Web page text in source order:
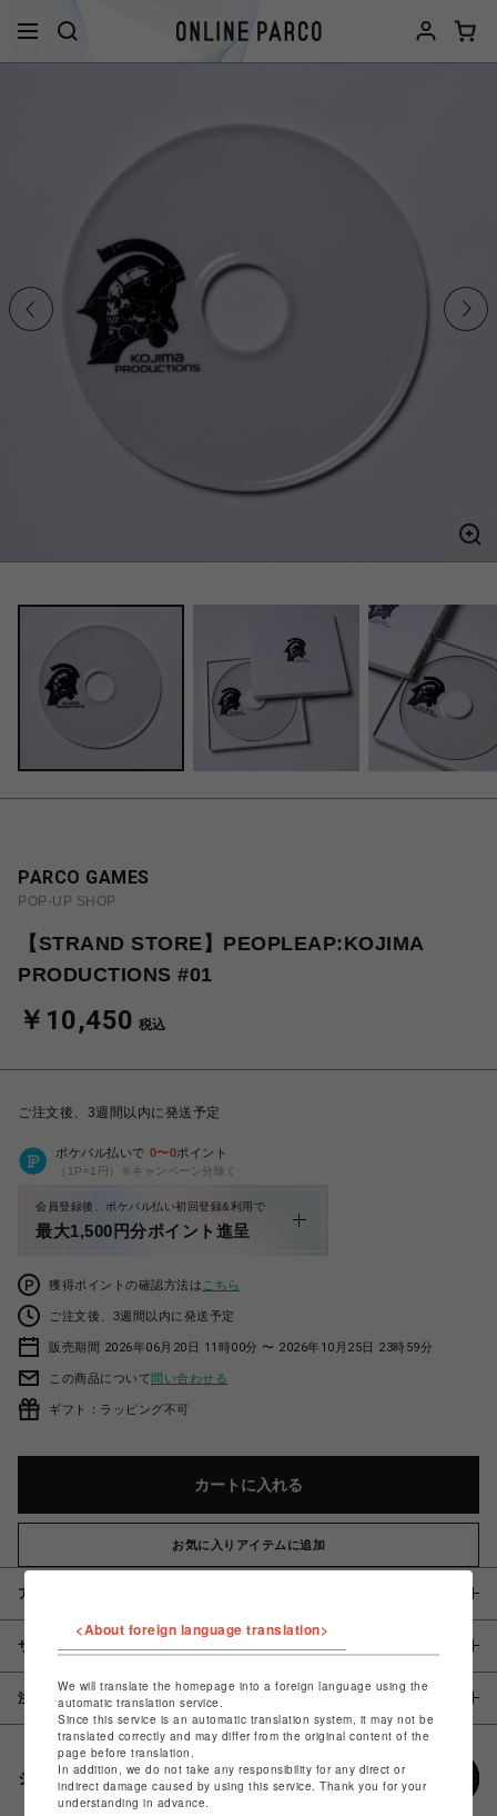
PARCO GAMES
POP-UP SHOP
【STRAND STORE】PEOPLEAP:KOJIMA
PRODUCTIONS #01
￥10,450 税込
ご注文後、3週間以内に発送予定
ポケパル払いで 0〜0ポイント
（1P=1円）※キャンペーン分除く
会員登録後、ポケパル払い初回登録&利用で
最大1,500円分ポイント進呈
獲得ポイントの確認方法は こちら
ご注文後、3週間以内に発送予定
販売期間 2026年06月20日 11時00分 〜 2026年10月25日 23時59分
この商品について問い合わせる
ギフト：ラッピング不可
カートに入れる
お気に入りアイテムに追加
アイテム説明 / 素材
サイズ
注意事項
シェアする
<About foreign language translation>
We will translate the homepage into a foreign language using the
automatic translation service.
Since this service is an automatic translation system, it may not be
translated correctly and may differ from the original content of the
page before translation.
In addition, we do not take any responsibility for any direct or
indirect damage caused by using this service. Thank you for your
understanding in advance.